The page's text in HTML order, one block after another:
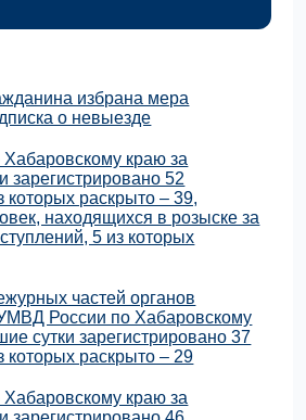
избрана мера
о невыезде
краю за
зарегистрировано 52
которых раскрыто – 39,
находящихся в розыске за
5 из которых
частей органов
России по Хабаровскому
сутки зарегистрировано 37
которых раскрыто – 29
краю за